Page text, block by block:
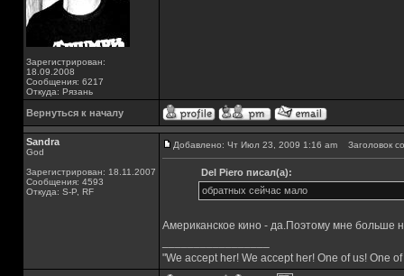
Зарегистрирован:
18.09.2008
Сообщения: 6217
Откуда: Рязань
Вернуться к началу
Sandra
God
Зарегистрирован: 18.11.2007
Сообщения: 4593
Откуда: S-P, RF
Добавлено: Чт Июл 23, 2009 1:16 am Заголовок
Del Piero писал(а):
обратных сейчас мало
Американское кино - да.Поэтому мне больше
"We accept her! We accept her! One of us! One